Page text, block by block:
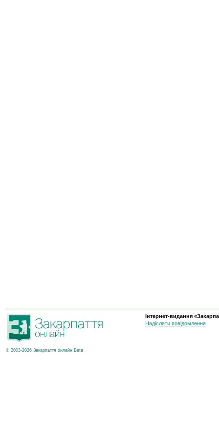
© 2003-2026 Закарпаття онлайн Beta
Інтернет-видання
Надіслати повідомлення